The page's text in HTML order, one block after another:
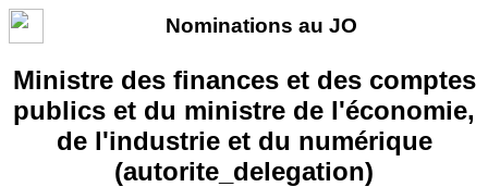
Nominations au JO
Ministre des finances et des comptes
publics et du ministre de l'économie,
de l'industrie et du numérique
(autorite_delegation)